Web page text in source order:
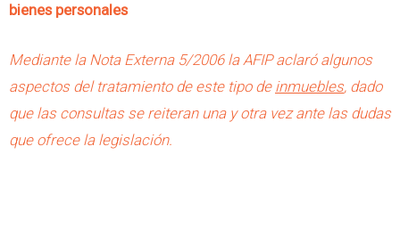
bienes personales
Mediante la Nota Externa 5/2006 la AFIP aclaró algunos
aspectos del tratamiento de este tipo de inmuebles, dado
que las consultas se reiteran una y otra vez ante las dudas
que ofrece la legislación.